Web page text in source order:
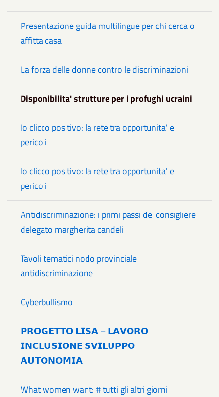
Presentazione guida multilingue per chi cerca o
affitta casa
La forza delle donne contro le discriminazioni
Disponibilita' strutture per i profughi ucraini
Io clicco positivo: la rete tra opportunita' e
pericoli
Io clicco positivo: la rete tra opportunita' e
pericoli
Antidiscriminazione: i primi passi del consigliere
delegato margherita candeli
Tavoli tematici nodo provinciale
antidiscriminazione
Cyberbullismo
𝗣𝗥𝗢𝗚𝗘𝗧𝗧𝗢 𝗟𝗜𝗦𝗔 – 𝗟𝗔𝗩𝗢𝗥𝗢
𝗜𝗡𝗖𝗟𝗨𝗦𝗜𝗢𝗡𝗘 𝗦𝗩𝗜𝗟𝗨𝗣𝗣𝗢
𝗔𝗨𝗧𝗢𝗡𝗢𝗠𝗜𝗔
What women want: # tutti gli altri giorni